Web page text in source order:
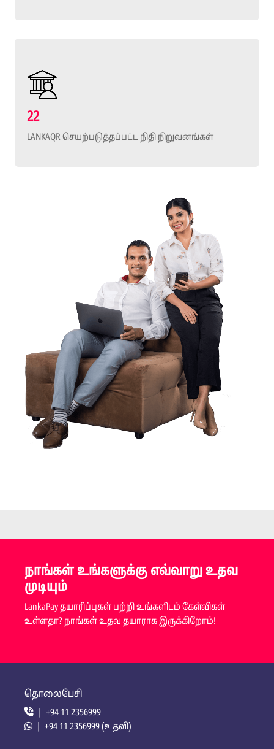
22
LANKAQR செயற்படுத்தப்பட்ட நிதி நிறுவனங்கள்
நாங்கள் உங்களுக்கு எவ்வாறு உதவ
முடியும்
LankaPay தயாரிப்புகள் பற்றி உங்களிடம் கேள்விகள்
உள்ளதா? நாங்கள் உதவ தயாராக இருக்கிறோம்!
தொலைபேசி
| +94 11 2356999
| +94 11 2356999 (உதவி)